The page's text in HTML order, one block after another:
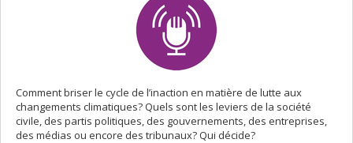
Comment briser le cycle de l’inaction en matière de lutte aux
changements climatiques? Quels sont les leviers de la société
civile, des partis politiques, des gouvernements, des entreprises,
des médias ou encore des tribunaux? Qui décide?